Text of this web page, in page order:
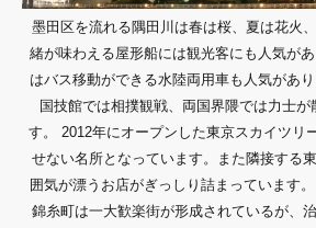
墨田区を流れる隅田川は春は桜、夏は花火
緒が味わえる屋形船には観光客にも人気が
はバス移動ができる水陸両用車も人気があ
国技館では相撲観戦、両国界隈では力士が
す。 2012年にオープンした東京スカイツリ
せない名所となっています。また隣接する
囲気が漂うお店がぎっしり詰まっています
錦糸町は一大歓楽街が形成されているが、